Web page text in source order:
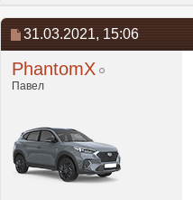
31.03.2021, 15:06
PhantomX
Павел